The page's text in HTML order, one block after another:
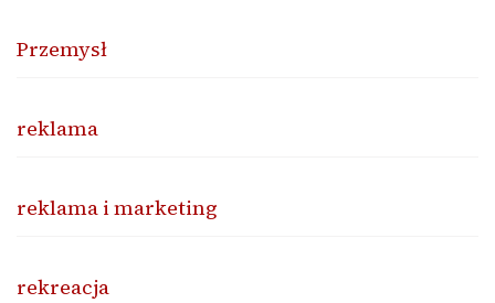
Przemysł
reklama
reklama i marketing
rekreacja